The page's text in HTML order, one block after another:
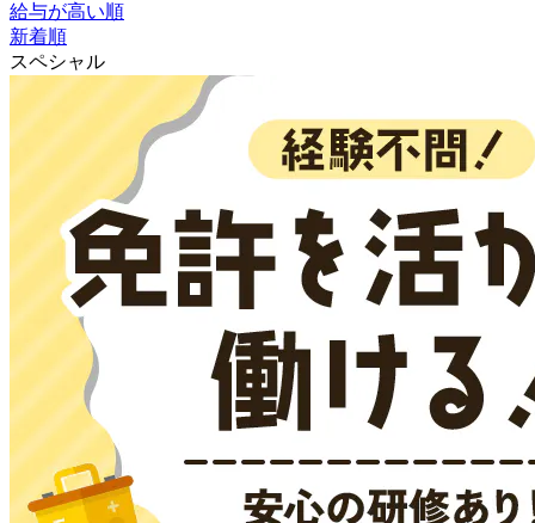
給与が高い順
新着順
スペシャル